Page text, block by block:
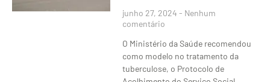
junho 27, 2024 Nenhum
comentário
O Ministério da Saúde recomendou
como modelo no tratamento da
tuberculose, o Protocolo de